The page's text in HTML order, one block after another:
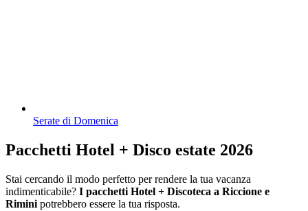
Serate di Domenica
Pacchetti Hotel + Disco estate 2026
Stai cercando il modo perfetto per rendere la tua vacanza
indimenticabile? I pacchetti Hotel + Discoteca a Riccione e
Rimini potrebbero essere la tua risposta.